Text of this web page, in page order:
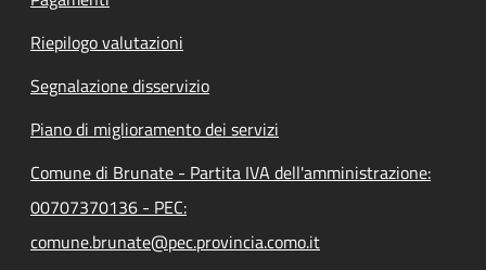
Riepilogo valutazioni
Segnalazione disservizio
Piano di miglioramento dei servizi
Comune di Brunate - Partita IVA dell'amministrazione:
00707370136 - PEC:
comune.brunate@pec.provincia.como.it